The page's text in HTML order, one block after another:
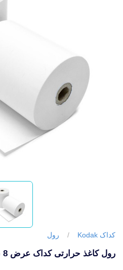
کداک Kodak / رول
رول کاغذ حرارتی کداک عرض 8 (80 متری)